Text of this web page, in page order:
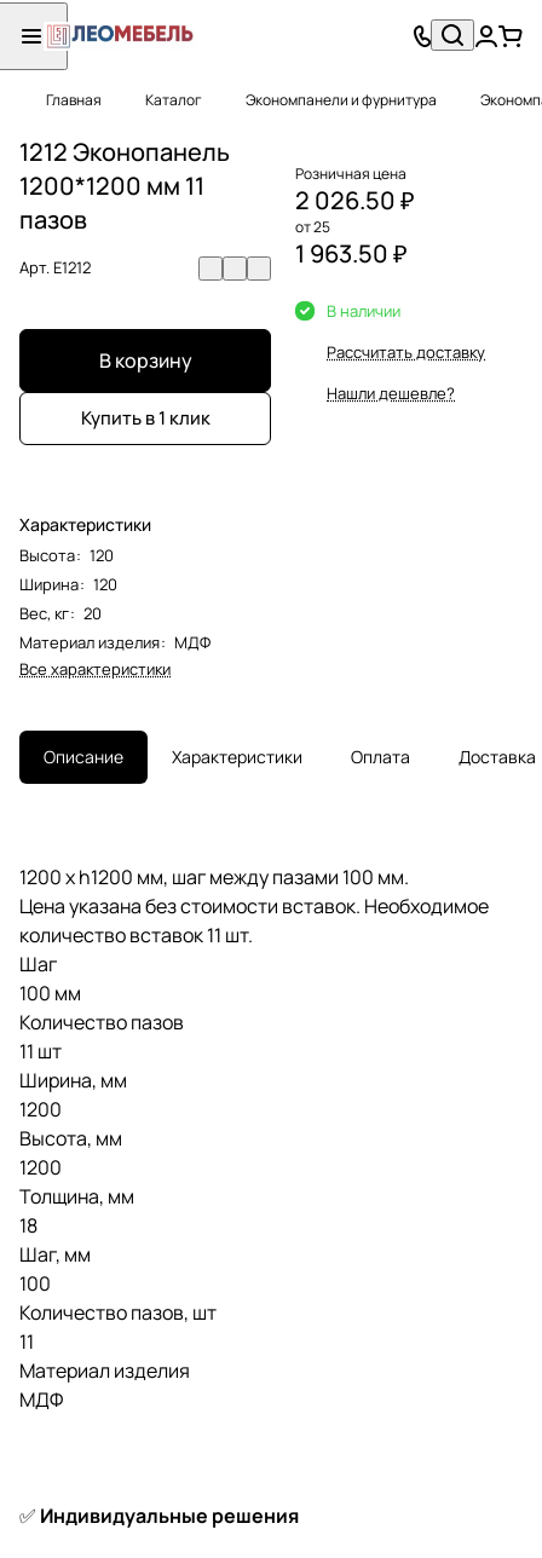
Главная Каталог Экономпанели и фурнитура
1212 Эконопанель
1200*1200 мм 11
пазов
Арт.E1212
В корзину
Купить в 1 клик
Характеристики
Высота: 120
Ширина: 120
Вес, кг: 20
Материал изделия: МДФ
Все характеристики
Розничная цена
2 026.50 ₽
от 25
1 963.50 ₽
В наличии
Рассчитать доставку
Нашли дешевле?
Описание Характеристики Оплата Доставка
1200 х h1200 мм, шаг между пазами 100 мм.
Цена указана без стоимости вставок. Необходимое
количество вставок 11 шт.
Шаг
100 мм
Количество пазов
11 шт
Ширина, мм
1200
Высота, мм
1200
Толщина, мм
18
Шаг, мм
100
Количество пазов, шт
11
Материал изделия
МДФ
✅ Индивидуальные решения